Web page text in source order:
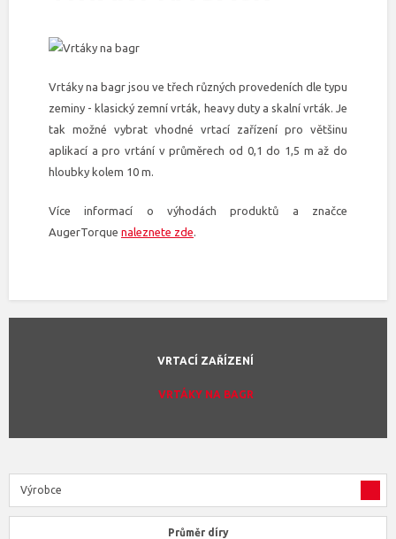
Vrtáky na bagr jsou ve třech různých provedeních dle typu
zeminy - klasický zemní vrták, heavy duty a skalní vrták. Je
tak možné vybrat vhodné vrtací zařízení pro většinu
aplikací a pro vrtání v průměrech od 0,1 do 1,5 m až do
hloubky kolem 10 m.
Více informací o výhodách produktů a značce
AugerTorque naleznete zde.
VRTACÍ ZAŘÍZENÍ
VRTÁKY NA BAGR
Výrobce
Průměr díry